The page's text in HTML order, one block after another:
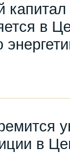
капитал
в
в